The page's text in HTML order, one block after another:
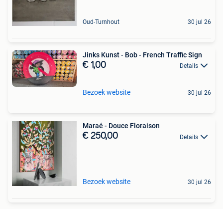
Oud-Turnhout 30 jul 26
Jinks Kunst - Bob - French Traffic Sign
€ 1,00 Details
Bezoek website 30 jul 26
Maraé - Douce Floraison
€ 250,00 Details
Bezoek website 30 jul 26